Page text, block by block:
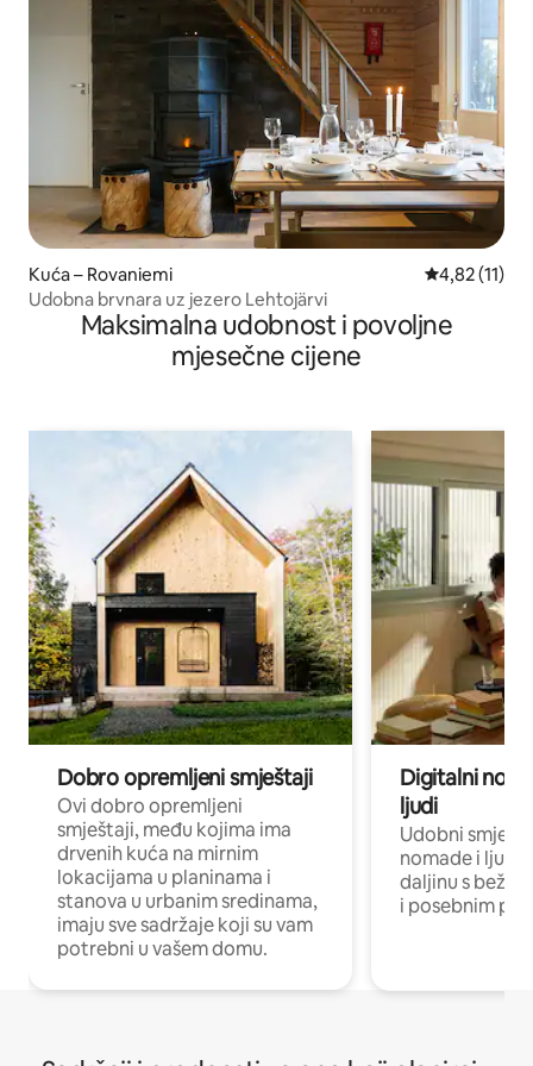
Kuća – Rovaniemi Prosječna
4,82 (11)
Udobna brvnara uz jezero Lehtojärvi
Maksimalna udobnost i povoljne
mjesečne cijene
Dobro opremljeni smještaji
Ovi dobro opremljeni
smještaji, među kojima ima
drvenih kuća na mirnim
lokacijama u planinama i
stanova u urbanim sredinama,
imaju sve sadržaje koji su vam
potrebni u vašem domu.
Digitalni
ljudi
Udobni
nomade i ljude
daljinu s
i posebnim